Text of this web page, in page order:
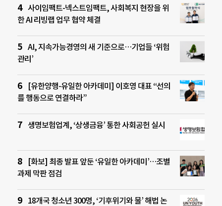
사이임팩트-넥스트임팩트, 사회복지 현장을 위
한 AI 리빙랩 업무 협약 체결
AI, 지속가능경영의 새 기준으로…기업들 ‘위험
관리’
[유한양행-유일한 아카데미] 이호영 대표 “선의
를 행동으로 연결하라”
생명보험업계, ‘상생금융’ 통한 사회공헌 실시
[화보] 최종 발표 앞둔 ‘유일한 아카데미’…조별
과제 막판 점검
18개국 청소년 300명, ‘기후위기와 물’ 해법 논